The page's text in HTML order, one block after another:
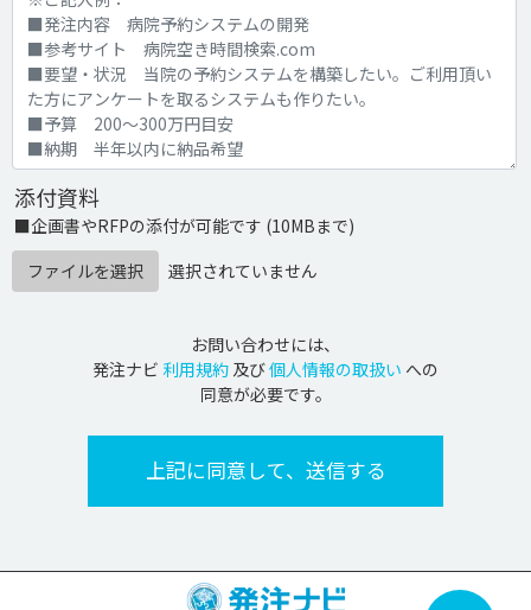
添付資料
■企画書やRFPの添付が可能です (10MBまで)
ファイルを選択
選択されていません
お問い合わせには、
発注ナビ 利用規約 及び個人情報の取扱い への
同意が必要です。